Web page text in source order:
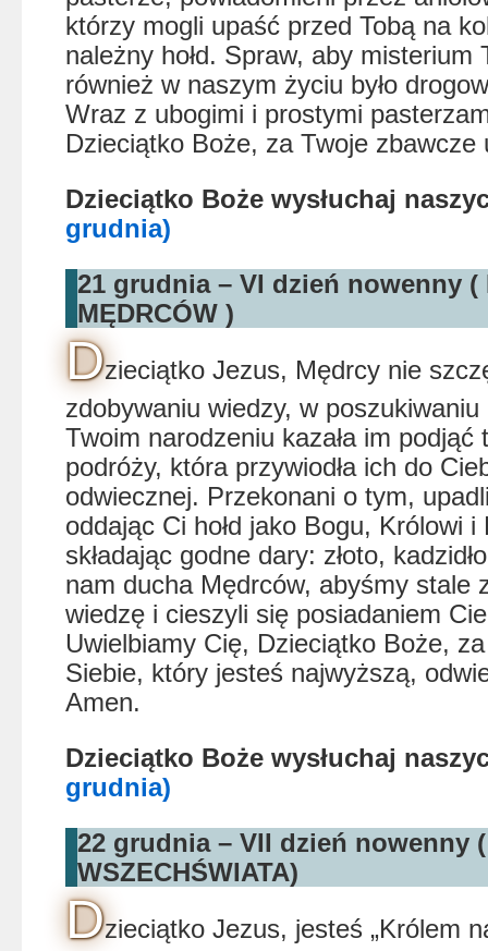
którzy mogli upaść przed Tobą na
należny hołd. Spraw, aby misterium
również w naszym życiu było
Wraz z ubogimi i prostymi
Dzieciątko Boże, za Twoje zbawcze
Dzieciątko Boże wysłuchaj
grudnia)
21 grudnia – VI dzień nowenny (
MĘDRCÓW )
Dzieciątko Jezus, Mędrcy nie
zdobywaniu wiedzy, w
Twoim narodzeniu kazała im podjąć
podróży, która przywiodła ich do
odwiecznej. Przekonani o tym,
oddając Ci hołd jako Bogu, Królowi i
składając godne dary: złoto,
nam ducha Mędrców, abyśmy stale
wiedzę i cieszyli się posiadaniem
Uwielbiamy Cię, Dzieciątko Boże,
Siebie, który jesteś najwyższą,
Amen.
Dzieciątko Boże wysłuchaj
grudnia)
22 grudnia – VII dzień nowenny
WSZECHŚWIATA)
Dzieciątko Jezus, jesteś „Królem